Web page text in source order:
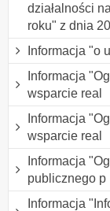
działalności
roku" z dnia
Informacja "o
Informacja
wsparcie real
Informacja
wsparcie real
Informacja
publicznego p
Informacja